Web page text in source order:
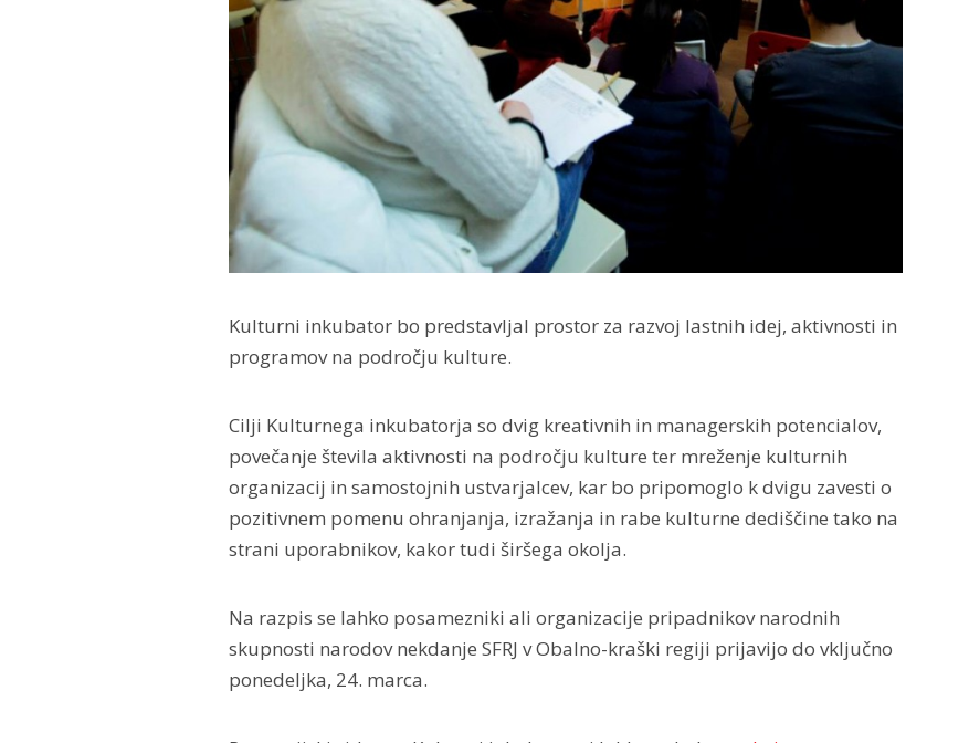
Kulturni inkubator bo predstavljal prostor za razvoj lastnih idej, aktivnosti in
programov na področju kulture.
Cilji Kulturnega inkubatorja so dvig kreativnih in managerskih potencialov,
povečanje števila aktivnosti na področju kulture ter mreženje kulturnih
organizacij in samostojnih ustvarjalcev, kar bo pripomoglo k dvigu zavesti o
pozitivnem pomenu ohranjanja, izražanja in rabe kulturne dediščine tako na
strani uporabnikov, kakor tudi širšega okolja.
Na razpis se lahko posamezniki ali organizacije pripadnikov narodnih
skupnosti narodov nekdanje SFRJ v Obalno-kraški regiji prijavijo do vključno
ponedeljka, 24. marca.